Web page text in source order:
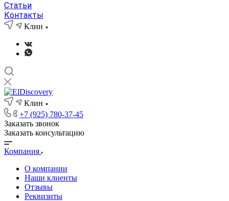
Статьи
Контакты
Клин
Клин
+7 (925) 780-37-45
Заказать звонок
Заказать консультацию
Компания
О компании
Наши клиенты
Отзывы
Реквизиты